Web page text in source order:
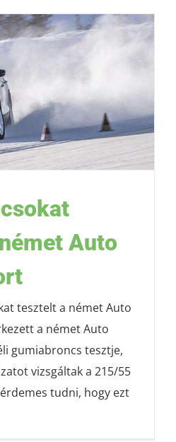
Auto
tesztelt a német Auto
a német Auto
gumiabroncs tesztje,
vizsgáltak a 215/55
tudni, hogy ezt